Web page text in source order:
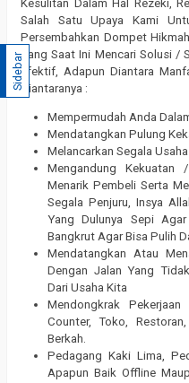
Kesulitan Dalam Hal Rezeki,
Salah Satu Upaya Kami
Persembahkan Dompet
Yang Saat Ini Mencari Solusi /
Efektif, Adapun Diantara
Diantaranya :
Mempermudah Anda
Mendatangkan Pulung
Melancarkan Segala
Mengandung Kekuatan
Menarik Pembeli Serta
Segala Penjuru, Insya
Yang Dulunya Sepi
Bangkrut Agar Bisa Pulih
Mendatangkan Atau
Dengan Jalan Yang
Dari Usaha Kita
Mendongkrak
Counter, Toko,
Berkah.
Pedagang Kaki Lima,
Apapun Baik Offline
Sidebar